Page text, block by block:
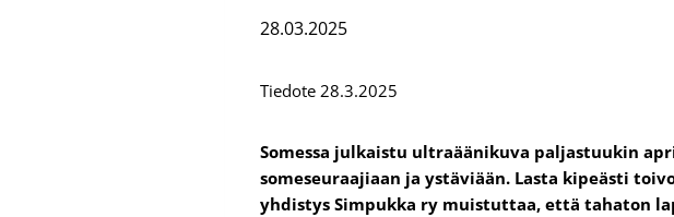
28.03.2025
Tiedote 28.3.2025
Somessa julkaistu ultraäänikuva paljastuukin
someseuraajiaan ja ystäviään. Lasta kipeästi
yhdistys Simpukka ry muistuttaa, että tahaton